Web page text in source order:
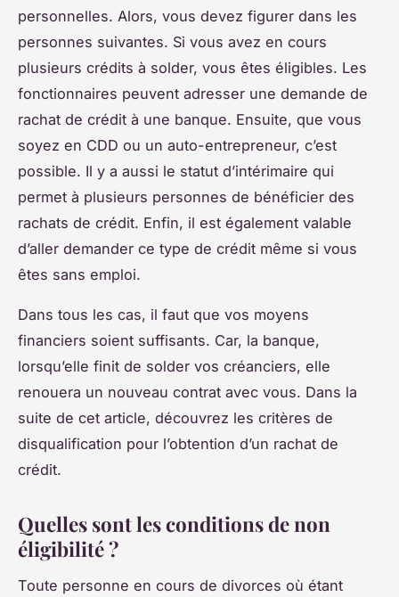
personnelles. Alors, vous devez figurer dans les
personnes suivantes. Si vous avez en cours
plusieurs crédits à solder, vous êtes éligibles. Les
fonctionnaires peuvent adresser une demande de
rachat de crédit à une banque. Ensuite, que vous
soyez en CDD ou un auto-entrepreneur, c’est
possible. Il y a aussi le statut d’intérimaire qui
permet à plusieurs personnes de bénéficier des
rachats de crédit. Enfin, il est également valable
d’aller demander ce type de crédit même si vous
êtes sans emploi.
Dans tous les cas, il faut que vos moyens
financiers soient suffisants. Car, la banque,
lorsqu’elle finit de solder vos créanciers, elle
renouera un nouveau contrat avec vous. Dans la
suite de cet article, découvrez les critères de
disqualification pour l’obtention d’un rachat de
crédit.
Quelles sont les conditions de non
éligibilité ?
Toute personne en cours de divorces où étant